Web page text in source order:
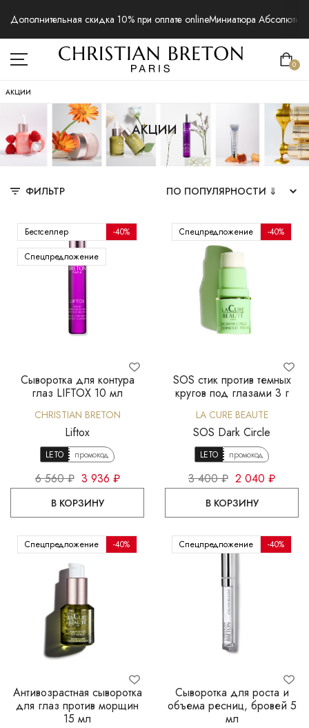
Дополнительная скидка 10% при оплате onlineМиниатюра
0
АКЦИИ
АКЦИИ
ФИЛЬТР
Сыворотка для контура
глаз LIFTOX 10 мл
CHRISTIAN BRETON
Liftox
LETO промокод
6 560 ₽ 3 936 ₽
В КОРЗИНУ
Бестселлер
Спецпредложение
-40%
SOS стик против темных
кругов под глазами 3 г
LA CURE BEAUTE
SOS Dark Circle
LETO промокод
3 400 ₽ 2 040 ₽
В КОРЗИНУ
Спецпредложение -40%
Антивозрастная сыворотка
для глаз против морщин
15 мл
Спецпредложение -40%
Сыворотка для роста и
объема ресниц, бровей 5
мл
Спецпредложение -40%